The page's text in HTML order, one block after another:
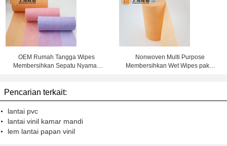
OEM Rumah Tangga Wipes
Membersihkan Sepatu Nyaman
Nonwoven Multi Purpose
Membersihkan Wet Wipes pakai
Pencarian terkait:
lantai pvc
lantai vinil kamar mandi
lem lantai papan vinil